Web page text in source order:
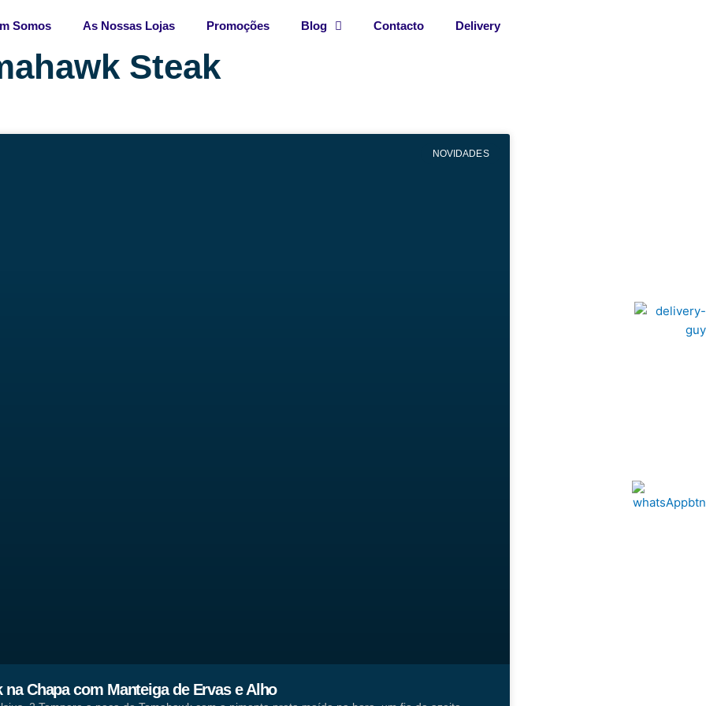
Somos As Nossas Lojas Promoções Blog Contacto Delivery
Steak
NOVIDADES
na Chapa com Manteiga de Ervas e Alho